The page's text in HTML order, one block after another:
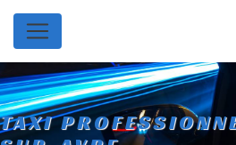
Panneau de gestion des cookies
TAXI